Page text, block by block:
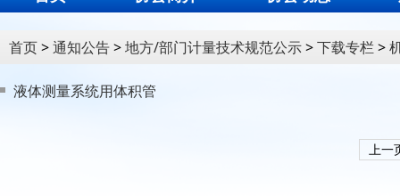
首页>通知公告>地方/部门计量技术规范公示>下载专栏 >
液体测量系统用体积管
上一